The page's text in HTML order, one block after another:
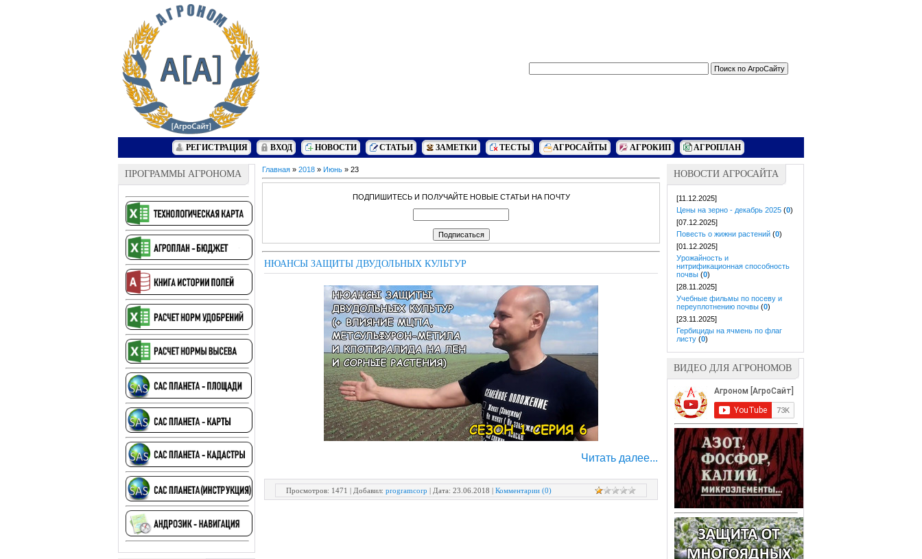
РЕГИСТРАЦИЯ ВХОД НОВОСТИ СТАТЬИ ЗАМЕТКИ ТЕСТЫ АГРОСАЙТЫ АГРОКИП АГРОПЛАН
ПРОГРАММЫ АГРОНОМА НОВОСТИ АГРОСАЙТА
[11.12.2025]
Цены на зерно - декабрь 2025 (0)
[07.12.2025]
Повесть о жижни растений (0)
[01.12.2025]
Урожайность и
нитрификационная способность
почвы (0)
[28.11.2025]
Учебные фильмы по посеву и
переуплотнению почвы (0)
[23.11.2025]
Гербициды на ячмень по флаг
листу (0)
ВИДЕО ДЛЯ АГРОНОМОВ
Главная » 2018 » Июнь » 23
ПОДПИШИТЕСЬ И ПОЛУЧАЙТЕ НОВЫЕ СТАТЬИ НА ПОЧТУ
НЮАНСЫ ЗАЩИТЫ ДВУДОЛЬНЫХ КУЛЬТУР
Читать далее...
Просмотров: 1471 | Добавил: programcorp | Дата: 23.06.2018 | Комментарии (0)